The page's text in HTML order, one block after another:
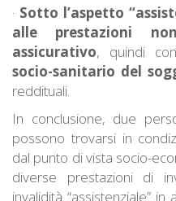
· Sotto l’aspetto
alle prestazioni
assicurativo, quindi
socio-sanitario del
reddituali.
In conclusione, due
possono trovarsi in
dal punto di vista socio-
diverse prestazioni di
invalidità “assistenziale”